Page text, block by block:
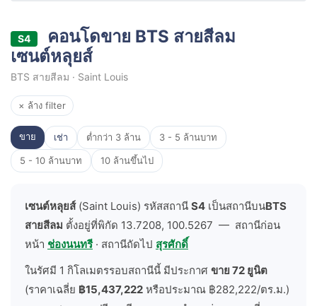
S4
คอนโดขาย BTS สายสีลม
เซนต์หลุยส์
BTS สายสีลม · Saint Louis
× ล้าง filter
ขาย เช่า ต่ำกว่า 3 ล้าน 3 - 5 ล้านบาท
5 - 10 ล้านบาท 10 ล้านขึ้นไป
เซนต์หลุยส์(Saint Louis) รหัสสถานี S4 เป็นสถานีบนBTS
สายสีลม ตั้งอยู่ที่พิกัด 13.7208, 100.5267 — สถานีก่อน
หน้า ช่องนนทรี· สถานีถัดไป สุรศักดิ์
ในรัศมี 1 กิโลเมตรรอบสถานีนี้ มีประกาศ ขาย 72 ยูนิต
(ราคาเฉลี่ย ฿15,437,222 หรือประมาณ ฿282,222/ตร.ม.)